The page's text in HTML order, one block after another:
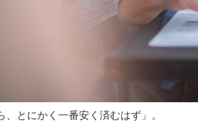
、とにかく一番安く済むはず」。